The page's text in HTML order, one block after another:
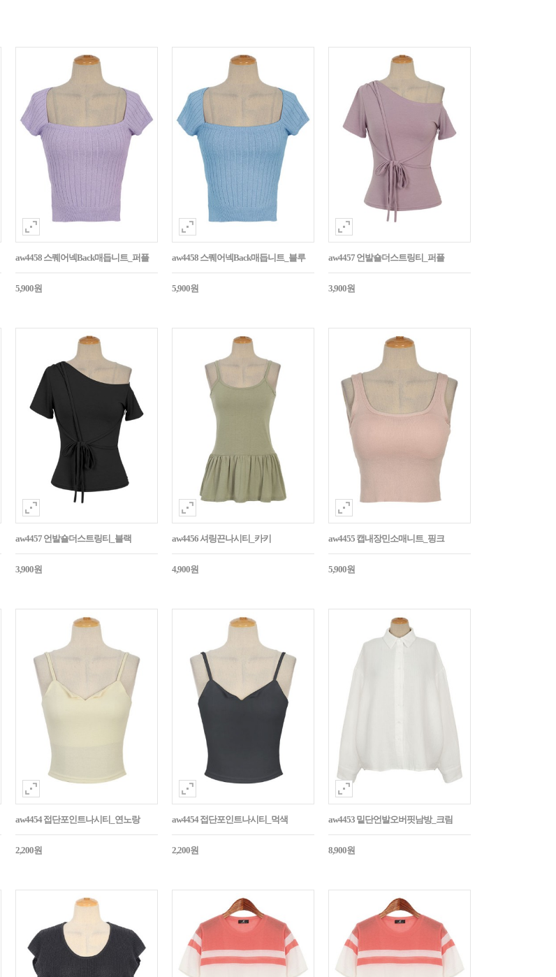
aw4458 스퀘어넥Back매듭니트_퍼플
5,900원
aw4458 스퀘어넥Back매듭니트_블루
5,900원
aw4457 언발숄더스트링티_퍼플
3,900원
aw4457 언발숄더스트링티_블랙
3,900원
aw4456 셔링끈나시티_카키
4,900원
aw4455 캡내장민소매니트_핑크
5,900원
aw4454 접단포인트나시티_연노랑
2,200원
aw4454 접단포인트나시티_먹색
2,200원
aw4453 밑단언발오버핏남방_크림
8,900원